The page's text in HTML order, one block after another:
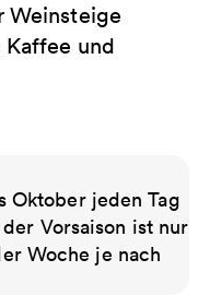
Weinsteige
Kaffee und
Oktober jeden Tag
Vorsaison ist nur
Woche je nach